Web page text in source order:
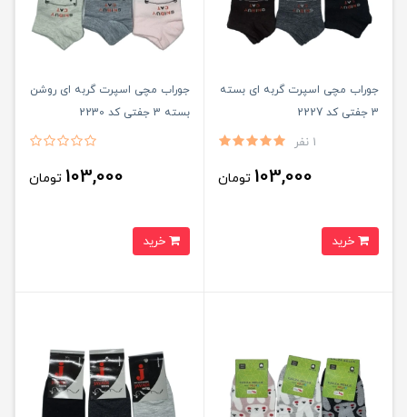
جوراب مچی اسپرت گربه ای بسته
3 جفتی کد 2227
1 نفر
103,000 تومان
جوراب مچی اسپرت گربه ای روشن
بسته 3 جفتی کد 2230
103,000 تومان